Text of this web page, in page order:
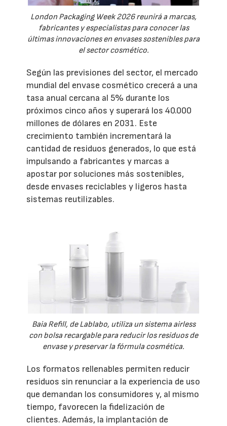
London Packaging Week 2026 reunirá a marcas,
fabricantes y especialistas para conocer las
últimas innovaciones en envases sostenibles para
el sector cosmético.
Según las previsiones del sector, el mercado
mundial del envase cosmético crecerá a una
tasa anual cercana al 5% durante los
próximos cinco años y superará los 40.000
millones de dólares en 2031. Este
crecimiento también incrementará la
cantidad de residuos generados, lo que está
impulsando a fabricantes y marcas a
apostar por soluciones más sostenibles,
desde envases reciclables y ligeros hasta
sistemas reutilizables.
Baia Refill, de Lablabo, utiliza un sistema airless
con bolsa recargable para reducir los residuos de
envase y preservar la fórmula cosmética.
Los formatos rellenables permiten reducir
residuos sin renunciar a la experiencia de uso
que demandan los consumidores y, al mismo
tiempo, favorecen la fidelización de
clientes. Además, la implantación de